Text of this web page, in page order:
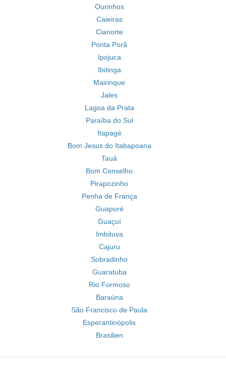
Ourinhos
Caieiras
Cianorte
Ponta Porã
Ipojuca
Ibitinga
Mairinque
Jales
Lagoa da Prata
Paraíba do Sul
Itapagé
Bom Jesus do Itabapoana
Tauá
Bom Conselho
Pirapozinho
Penha de França
Guaporé
Guaçuí
Imbituva
Cajuru
Sobradinho
Guaratuba
Rio Formoso
Baraúna
São Francisco de Paula
Esperantinópolis
Brasilien